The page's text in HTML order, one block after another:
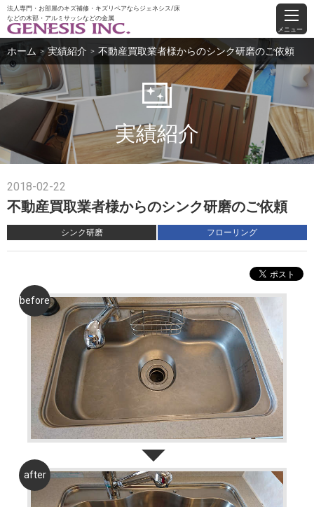
法人専門・お部屋のキズ補修・キズリペアならジェネシス/床
などの木部・アルミサッシなどの金属
メニュー
ホーム ＞ 実績紹介 ＞ 不動産買取業者様からのシンク研磨のご依頼
実績紹介
2018-02-22
不動産買取業者様からのシンク研磨のご依頼
シンク研磨 フローリング